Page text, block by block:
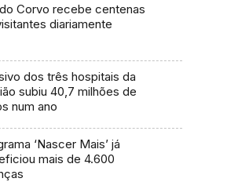
Corvo recebe centenas
diariamente
dos três hospitais da
subiu 40,7 milhões de
num ano
‘Nascer Mais’ já
mais de 4.600